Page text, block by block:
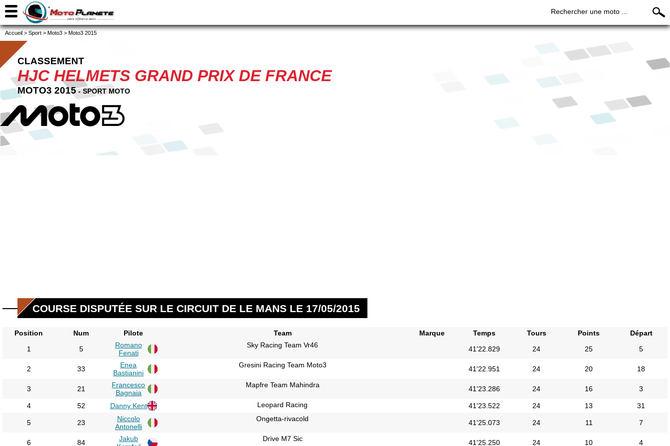
Rechercher une moto ...
Accueil > Sport > Moto3 > Moto3 2015
CLASSEMENT
HJC HELMETS GRAND PRIX DE FRANCE
MOTO3 2015- SPORT MOTO
COURSE DISPUTÉE SUR LE CIRCUIT DE LE MANS LE 17/05/2015
Position Num Pilote Team Marque Temps Tours Points
Départ
1
5
Romano
Fenati
Sky Racing Team Vr46 41'22.829 24 25 5
2 33
Enea
Bastianini
Gresini Racing Team Moto3 41'22.951 24 20 18
3 21
Francesco
Bagnaia
Mapfre Team Mahindra 41'23.286 24 16 3
4 52 Danny Kent Leopard Racing 41'23.522 24 13 31
5 23
Niccolo
Antonelli
Ongetta-rivacold 41'25.073 24 11 7
6 84
Jakub
Drive M7 Sic 41'25.250 24 10 4